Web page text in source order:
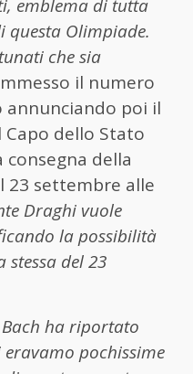
emblema di tutta
questa Olimpiade.
che sia
il numero
poi il
dello Stato
della
23 settembre alle
Draghi vuole
la possibilità
del 23
ha riportato
pochissime